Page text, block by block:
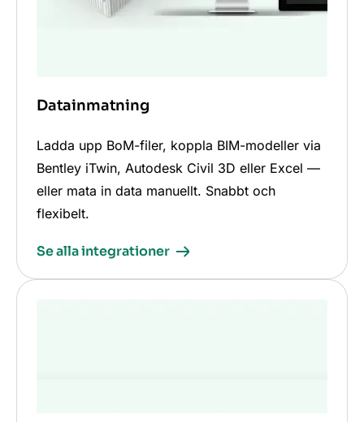
Datainmatning
Ladda upp BoM-filer, koppla BIM-modeller via
Bentley iTwin, Autodesk Civil 3D eller Excel —
eller mata in data manuellt. Snabbt och
flexibelt.
Se alla integrationer